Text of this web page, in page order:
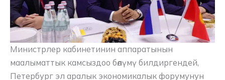
Министрлер кабинетинин аппаратынын
маалыматтык камсыздоо бөлүмү билдиргендей,
Петербург эл аралык экономикалык форумунун